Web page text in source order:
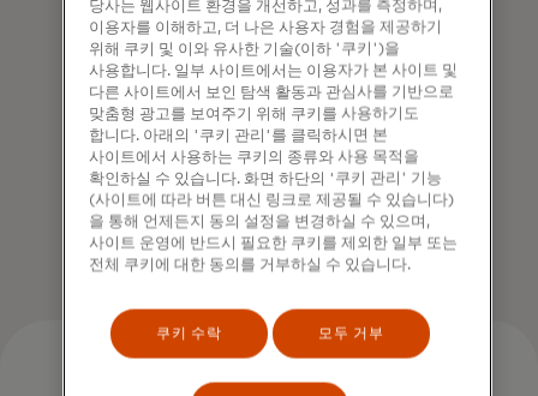
수익 증대
마찰 없는 결제로 도달 범위를 넓히고
수익을 극대화하세요.
당사는 웹사이트 환경을 개선하고, 성과를 측정하며,
이용자를 이해하고, 더 나은 사용자 경험을 제공하기
위해 쿠키 및 이와 유사한 기술(이하 '쿠키')을
사용합니다. 일부 사이트에서는 이용자가 본 사이트 및
다른 사이트에서 보인 탐색 활동과 관심사를 기반으로
맞춤형 광고를 보여주기 위해 쿠키를 사용하기도
합니다. 아래의 '쿠키 관리'를 클릭하시면 본
사이트에서 사용하는 쿠키의 종류와 사용 목적을
확인하실 수 있습니다. 화면 하단의 '쿠키 관리' 기능
(사이트에 따라 버튼 대신 링크로 제공될 수 있습니다)
을 통해 언제든지 동의 설정을 변경하실 수 있으며,
사이트 운영에 반드시 필요한 쿠키를 제외한 일부 또는
전체 쿠키에 대한 동의를 거부하실 수 있습니다.
쿠키 수락 모두 거부